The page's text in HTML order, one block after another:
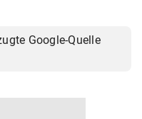
Google-Quelle